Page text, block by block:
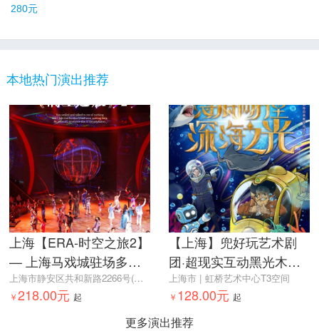
280元
本地热门演出推荐
上海【ERA-时空之旅2】
— 上海马戏城驻场多媒
体杂技剧
上海市静安区共和新路2266号(地铁1号线上海马戏城站3号口)
￥218.00元 起
【上海】兜好玩艺术剧
团·超现实互动黑光木偶
剧《海底两万里·深海之
光》
上海市 | 虹桥艺术中心T3空间
￥ 128.00元 起
更多演出推荐